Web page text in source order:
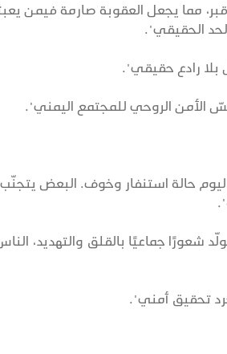
أو قبر، مما يجعل العقوبة صارمة فيمن
الحقيقي".
رادع حقيقي".
الأمن الروحي للمجتمع اليمني".
حالة استنفار وخوف. البعض يتجنّب
شعورًا جماعيًا بالقلق والتهديد،
تحقيق أمني".